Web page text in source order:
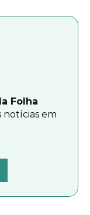
Folha
notícias em